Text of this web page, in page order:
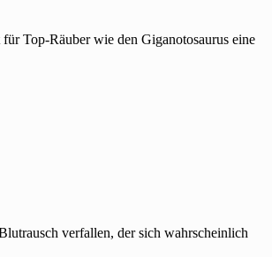
Top-Räuber wie den Giganotosaurus eine
verfallen, der sich wahrscheinlich